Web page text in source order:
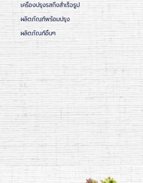
เครื่องปรุงรสกึ่งสำเร็จรูป
ผลิตภัณฑ์พร้อมปรุง
ผลิตภัณฑ์อื่นๆ